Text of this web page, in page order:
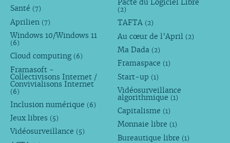
Santé (7)
Aprilien (7)
Windows 10/Windows 11
(6)
Cloud computing (6)
Framasoft -
Collectivisons Internet /
Convivialisons Internet
(6)
Inclusion numérique (6)
Jeux libres (5)
Vidéosurveillance (5)
Pacte du Logiciel Libre
(2)
TAFTA (2)
Au cœur de l’April (2)
Ma Dada (2)
Framaspace (1)
Start-up (1)
Vidéosurveillance
algorithmique (1)
Capitalisme (1)
Monnaie libre (1)
Bureautique libre (1)